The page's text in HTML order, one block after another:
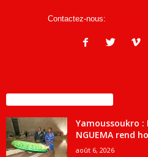
Contactez-nous:
Yamoussoukro :
NGUEMA rend
août 6, 2026